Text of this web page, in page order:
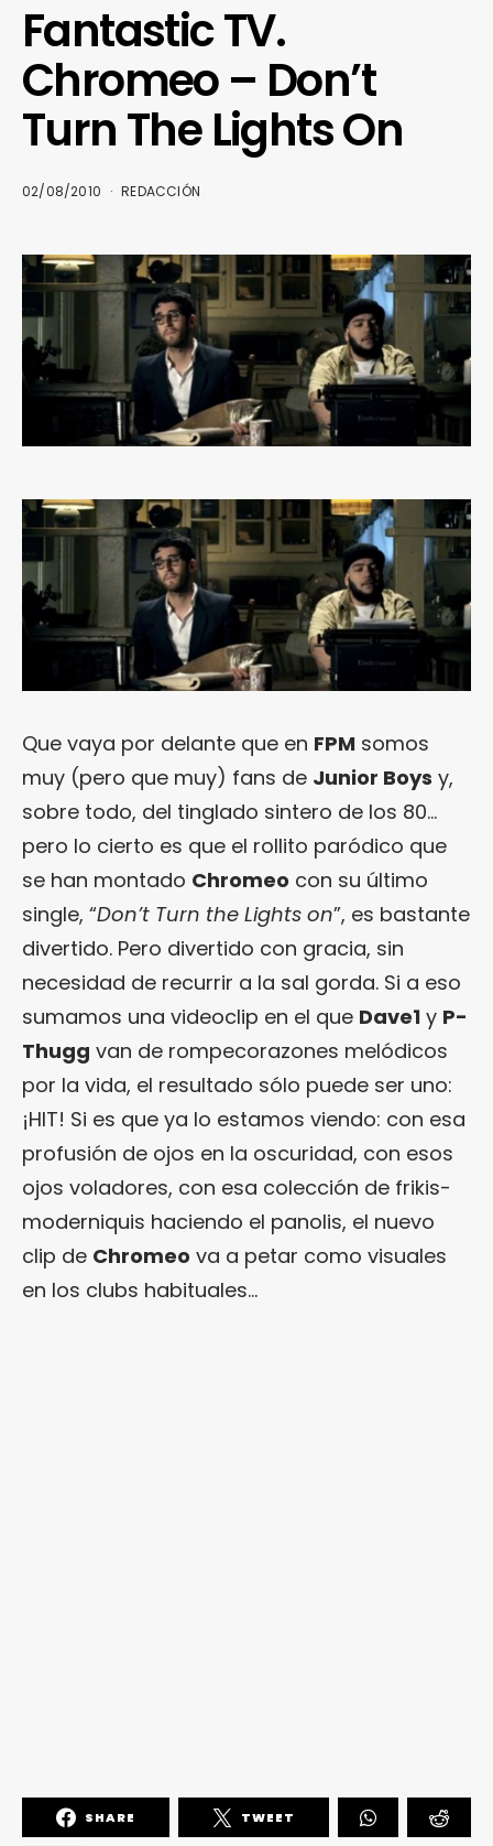
Fantastic TV.
Chromeo – Don’t
Turn The Lights On
02/08/2010 REDACCIÓN
Que vaya por delante que en FPM somos
muy (pero que muy) fans de Junior Boys y,
sobre todo, del tinglado sintero de los 80…
pero lo cierto es que el rollito paródico que
se han montado Chromeo con su último
single, “Don’t Turn the Lights on”, es bastante
divertido. Pero divertido con gracia, sin
necesidad de recurrir a la sal gorda. Si a eso
sumamos una videoclip en el que Dave1 y P-
Thugg van de rompecorazones melódicos
por la vida, el resultado sólo puede ser uno:
¡HIT! Si es que ya lo estamos viendo: con esa
profusión de ojos en la oscuridad, con esos
ojos voladores, con esa colección de frikis-
moderniquis haciendo el panolis, el nuevo
clip de Chromeo va a petar como visuales
en los clubs habituales…
SHARE TWEET